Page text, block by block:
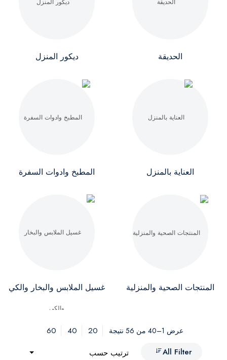
الحديقة ديكور المنزل
العناية بالمنزل المطبخ وادوات السفرة
المنتجات الصحية والمنزلية غسيل الملابس والبخار والكي
عرض 1–40 من 56 نتيجة 20
40
60
All Filter
ترتيب حسب